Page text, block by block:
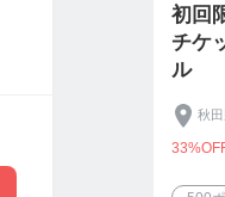
初回
チケ
ル
秋田